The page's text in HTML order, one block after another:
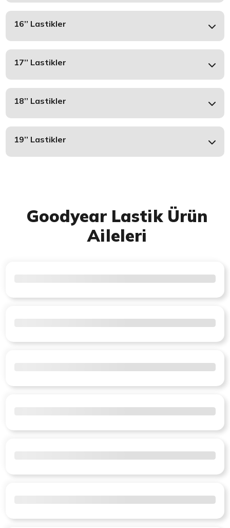
16’’ Lastikler
17’’ Lastikler
18’’ Lastikler
19’’ Lastikler
Goodyear Lastik Ürün
Aileleri